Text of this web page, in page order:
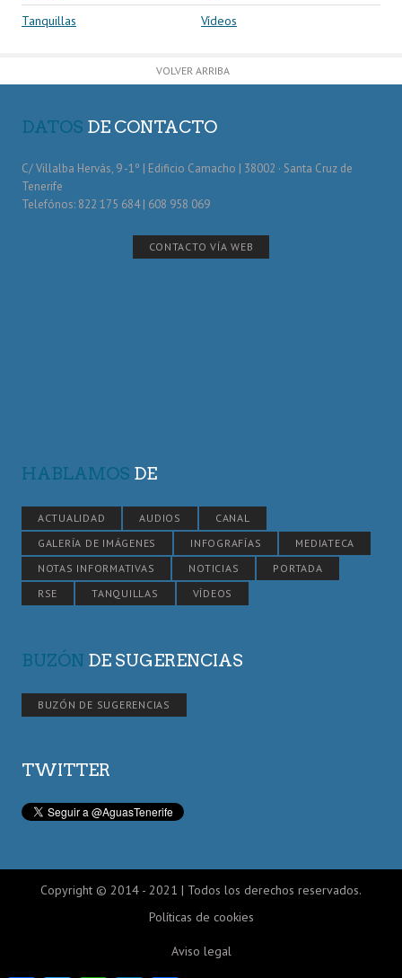
Tanquillas
Vídeos
VOLVER ARRIBA
DATOS DE CONTACTO
C/ Villalba Hervás, 9 -1º | Edificio Camacho | 38002 · Santa Cruz de
Tenerife
Telefónos: 822 175 684 | 608 958 069
CONTACTO VÍA WEB
HABLAMOS DE
ACTUALIDAD AUDIOS
CANAL
GALERÍA DE IMÁGENES
INFOGRAFÍAS
MEDIATECA
NOTAS INFORMATIVAS
NOTICIAS
PORTADA
RSE
TANQUILLAS VÍDEOS
BUZÓN DE SUGERENCIAS
BUZÓN DE SUGERENCIAS
TWITTER
Copyright © 2014 - 2021 | Todos los derechos reservados.
Políticas de cookies
Aviso legal